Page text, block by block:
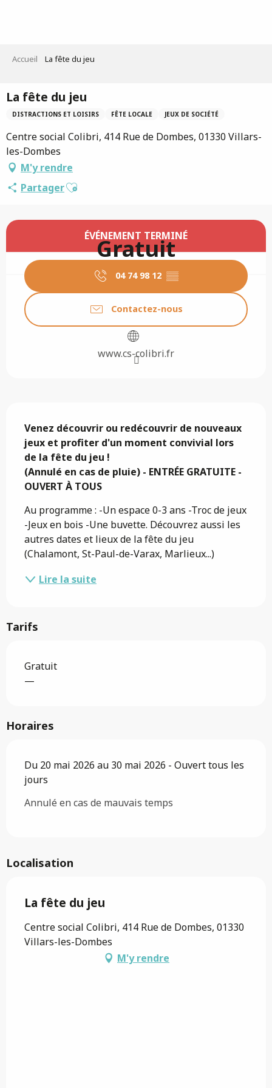
Accueil La fête du jeu
La fête du jeu
DISTRACTIONS ET LOISIRS FÊTE LOCALE JEUX DE SOCIÉTÉ
Centre social Colibri, 414 Rue de Dombes, 01330 Villars-
les-Dombes
M'y rendre
PartagerAjouter aux favoris
Ouverture et coordonnées
ÉVÉNEMENT TERMINÉ
Gratuit
04 74 98 12 ▒▒
Contactez-nous
www.cs-colibri.fr
Venez découvrir ou redécouvrir de nouveaux
jeux et profiter d'un moment convivial lors
de la fête du jeu !
(Annulé en cas de pluie) - ENTRÉE GRATUITE -
OUVERT À TOUS
Au programme : -Un espace 0-3 ans -Troc de jeux
-Jeux en bois -Une buvette. Découvrez aussi les
autres dates et lieux de la fête du jeu
(Chalamont, St-Paul-de-Varax, Marlieux...)
Lire la suite
Tarifs
Gratuit
—
Horaires
Du 20 mai 2026 au 30 mai 2026 - Ouvert tous les
jours
Annulé en cas de mauvais temps
Localisation
La fête du jeu
Centre social Colibri, 414 Rue de Dombes, 01330
Villars-les-Dombes
M'y rendre